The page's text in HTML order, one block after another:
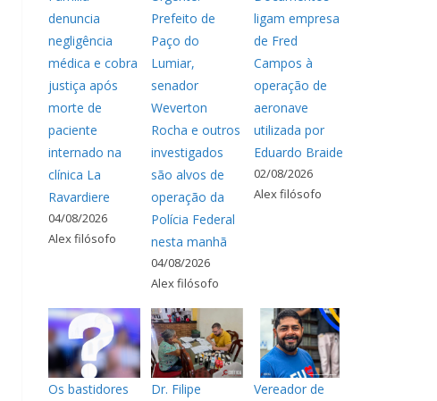
denuncia
negligência
médica e cobra
justiça após
morte de
paciente
internado na
clínica La
Ravardiere
04/08/2026
Alex filósofo
Prefeito de
Paço do
Lumiar,
senador
Weverton
Rocha e outros
investigados
são alvos de
operação da
Polícia Federal
nesta manhã
04/08/2026
Alex filósofo
ligam empresa
de Fred
Campos à
operação de
aeronave
utilizada por
Eduardo Braide
02/08/2026
Alex filósofo
Os bastidores
Dr. Filipe
Vereador de